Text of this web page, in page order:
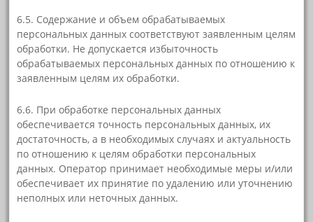
6.5. Содержание и объем обрабатываемых
персональных данных соответствуют заявленным целям
обработки. Не допускается избыточность
обрабатываемых персональных данных по отношению к
заявленным целям их обработки.
6.6. При обработке персональных данных
обеспечивается точность персональных данных, их
достаточность, а в необходимых случаях и актуальность
по отношению к целям обработки персональных
данных. Оператор принимает необходимые меры и/или
обеспечивает их принятие по удалению или уточнению
неполных или неточных данных.